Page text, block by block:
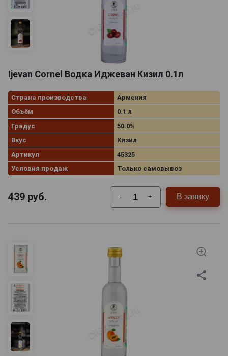
Ijevan Cornel Водка Иджеван Кизил 0.1л
Страна производства
Армения
Объём
0.1 л
Градус
50.0%
Вкус
Кизил
Артикул
45325
Условия продаж
Только самовывоз
439 руб. - + В заявку